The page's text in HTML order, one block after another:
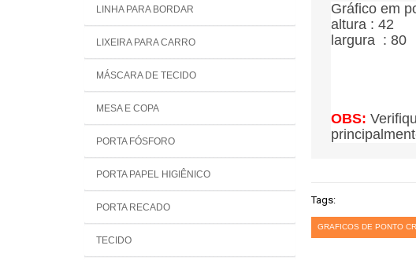
LINHA PARA BORDAR
LIXEIRA PARA CARRO
MÁSCARA DE TECIDO
MESA E COPA
PORTA FÓSFORO
PORTA PAPEL HIGIÊNICO
PORTA RECADO
TECIDO
Gráfico em
altura : 42
largura : 80
OBS:
Tags:
GRAFICOS DE PONTO